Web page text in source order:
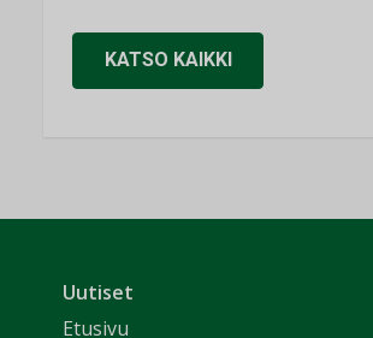
KATSO KAIKKI
Uutiset
Etusivu